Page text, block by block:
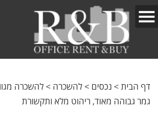
דף הבית > נכסים > להשכרה > להשכרה
גמר גבוהה מאוד, ריהוט מלא ותקשורת